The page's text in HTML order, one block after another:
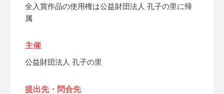
全入賞作品の使用権は公益財団法人 孔子の里に帰
属
主催
公益財団法人 孔子の里
提出先・問合先